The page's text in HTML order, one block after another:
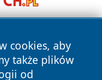
cookies, aby
także plików
od